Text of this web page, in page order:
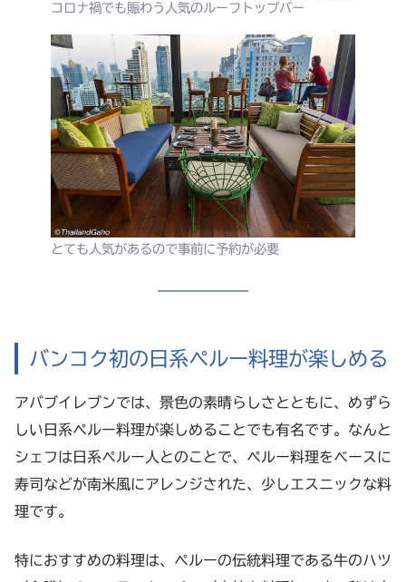
コロナ禍でも賑わう人気のルーフトップバー
とても人気があるので事前に予約が必要
バンコク初の日系ペルー料理が楽しめる
アバブイレブンでは、景色の素晴らしさとともに、めずら
しい日系ペルー料理が楽しめることでも有名です。なんと
シェフは日系ペルー人とのことで、ペルー料理をベースに
寿司などが南米風にアレンジされた、少しエスニックな料
理です。
特におすすめの料理は、ペルーの伝統料理である牛のハツ